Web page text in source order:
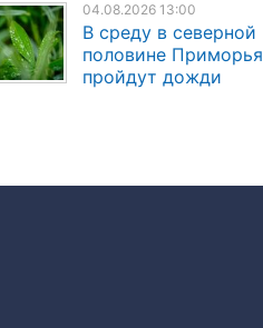
04.08.2026 13:00
В среду в северной
половине Приморья
пройдут дожди